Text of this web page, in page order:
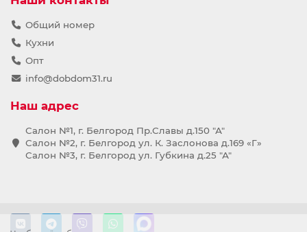
Общий номер
Кухни
Опт
info@dobdom31.ru
Наш адрес
Салон №1, г. Белгород Пр.Славы д.150 "А"
Салон №2, г. Белгород ул. К. Заслонова д.169 «Г»
Салон №3, г. Белгород ул. Губкина д.25 "А"